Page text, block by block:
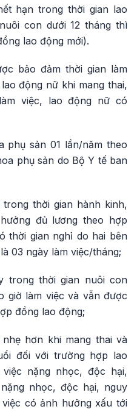
hạn trong thời gian lao
con dưới 12 tháng thì
lao động mới).
bảo đảm thời gian làm
động nữ khi mang thai,
việc, lao động nữ có
phụ sản 01 lần/năm theo
phụ sản do Bộ Y tế ban
thời gian hành kinh,
đủ lương theo hợp
thời gian nghỉ do hai bên
03 ngày làm việc/tháng;
trong thời gian nuôi con
giờ làm việc và vẫn được
đồng lao động;
hơn khi mang thai và
đối với trường hợp lao
nặng nhọc, độc hại,
nhọc, độc hại, nguy
có ảnh hưởng xấu tới